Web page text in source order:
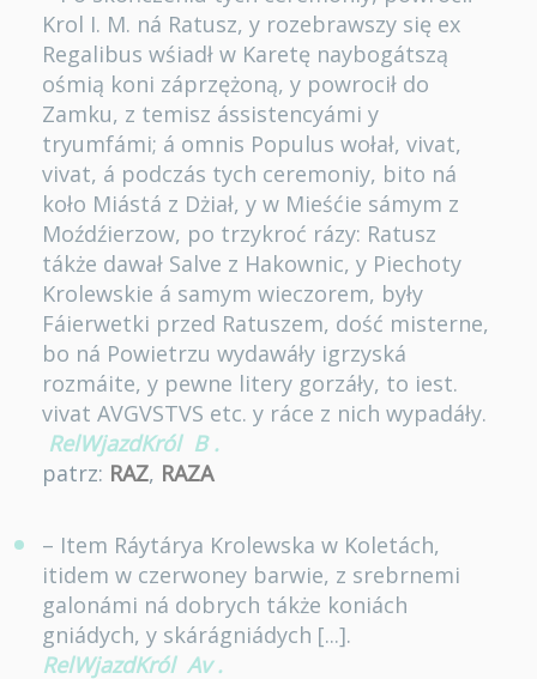
Krol I. M. ná Ratusz, y rozebrawszy się ex
Regalibus wśiadł w Karetę naybogátszą
ośmią koni záprzężoną, y powrocił do
Zamku, z temisz ássistencyámi y
tryumfámi; á omnis Populus wołał, vivat,
vivat, á podczás tych ceremoniy, bito ná
koło Miástá z Dżiał, y w Mieśćie sámym z
Moźdźierzow, po trzykroć rázy: Ratusz
tákże dawał Salve z Hakownic, y Piechoty
Krolewskie á samym wieczorem, były
Fáierwetki przed Ratuszem, dość misterne,
bo ná Powietrzu wydawáły igrzyská
rozmáite, y pewne litery gorzáły, to iest.
vivat AVGVSTVS etc. y ráce z nich wypadáły.
RelWjazdKról B .
patrz: RAZ, RAZA
– Item Ráytárya Krolewska w Koletách,
itidem w czerwoney barwie, z srebrnemi
galonámi ná dobrych tákże koniách
gniádych, y skárágniádych [...].
RelWjazdKról Av .